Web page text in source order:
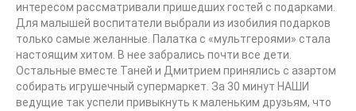
интересом рассматривали пришедших гостей с подарками.
Для малышей воспитатели выбрали из изобилия подарков
только самые желанные. Палатка с «мультгероями» стала
настоящим хитом. В нее забрались почти все дети.
Остальные вместе Таней и Дмитрием принялись с азартом
собирать игрушечный супермаркет. За 30 минут НАШИ
ведущие так успели привыкнуть к маленьким друзьям, что